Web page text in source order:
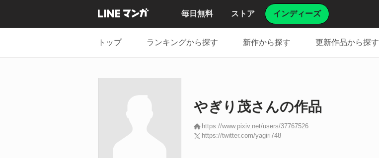
毎日無料 ストア インディーズ
トップ ランキングから探す 新作から探す 更新作品から探す
やぎり茂さんの作品
https://www.pixiv.net/users/37767526
https://twitter.com/yagiri748